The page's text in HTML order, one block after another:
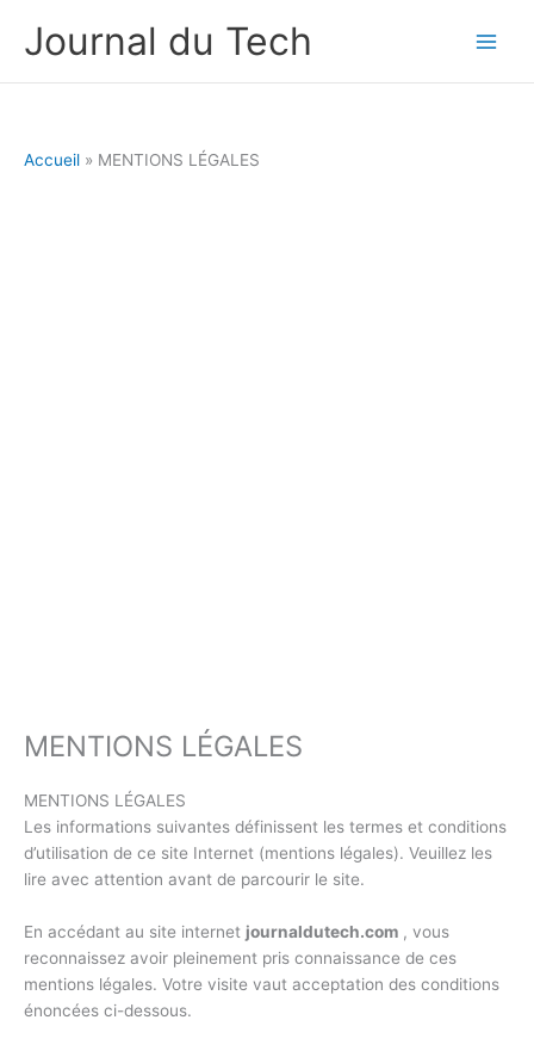
Journal du Tech
Accueil MENTIONS LÉGALES
MENTIONS LÉGALES
MENTIONS LÉGALES
Les informations suivantes définissent les termes et conditions
d’utilisation de ce site Internet (mentions légales). Veuillez les
lire avec attention avant de parcourir le site.
En accédant au site internet journaldutech.com , vous
reconnaissez avoir pleinement pris connaissance de ces
mentions légales. Votre visite vaut acceptation des conditions
énoncées ci-dessous.